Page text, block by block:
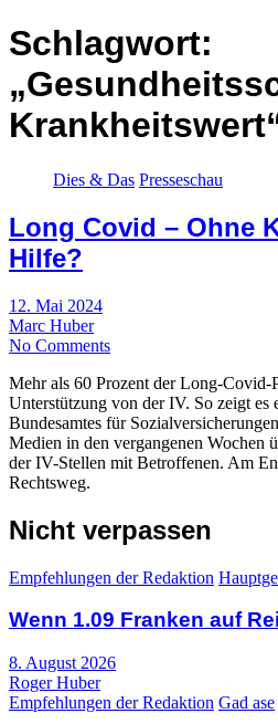
Schlagwort:
Dies & Das Presseschau
Long Covid – Ohne
Hilfe?
12. Mai 2024
Marc Huber
No Comments
Mehr als 60 Prozent der Long-Covid-
Unterstützung von der IV. So zeigt es
Bundesamtes für
Medien in den vergangenen Wochen
der IV-Stellen mit Betroffenen. Am
Rechtsweg.
Nicht verpassen
Empfehlungen der Redaktion
Wenn 1.09 Franken auf
8. August 2026
Roger Huber
Empfehlungen der Redaktion Gad ase